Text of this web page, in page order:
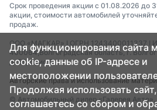
Срок проведения акции с 01.08.2026 до
акции, стоимости автомобилей
продаж.
ООО «МАГКАР» I ОГРН 1243400011337 I
400064,Волгоградская область, г.
д. 55, офис 3.
Авторские права и использование
© Автомобильный дилер «Галерея Авто»,
Для функционирования сайта
cookie, данные об IP-адресе и
местоположении
Продолжая использовать
соглашаетесь со сбором и